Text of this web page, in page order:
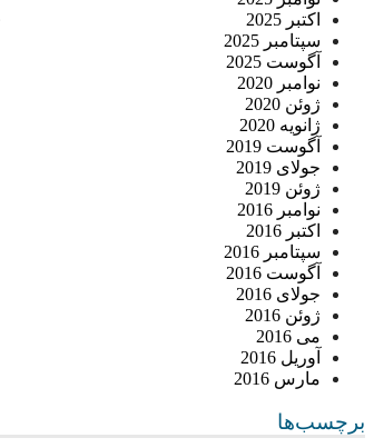
اکتبر 2025
سپتامبر 2025
آگوست 2025
نوامبر 2020
ژوئن 2020
ژانویه 2020
آگوست 2019
جولای 2019
ژوئن 2019
نوامبر 2016
اکتبر 2016
سپتامبر 2016
آگوست 2016
جولای 2016
ژوئن 2016
می 2016
آوریل 2016
مارس 2016
برچسب‌ها